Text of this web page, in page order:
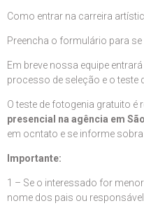
Como entrar na carreira
Preencha o formulário para
Em breve nossa equipe
processo de seleção e o teste
O teste de fotogenia gratuito é
presencial na agência em
em ocntato e se informe sobra
Importante:
1 – Se o interessado for
nome dos pais ou